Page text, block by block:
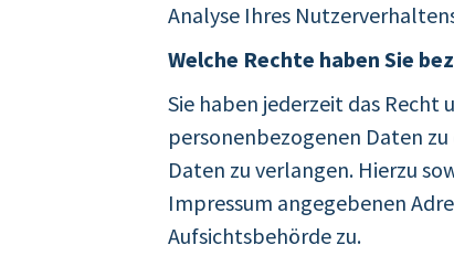
Analyse Ihres
Welche Rechte haben Sie
Sie haben jederzeit das
personenbezogenen Daten
Daten zu verlangen. Hierzu
Impressum angegebenen
Aufsichtsbehörde zu.